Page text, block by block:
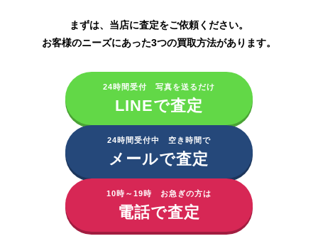
まずは、当店に査定をご依頼ください。
お客様のニーズにあった3つの買取方法があります。
24時間受付 写真を送るだけ
LINEで査定
24時間受付中 空き時間で
メールで査定
10時～19時 お急ぎの方は
電話で査定